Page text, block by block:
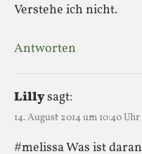
Verstehe ich nicht.
Antworten
Lillysagt:
14. August 2014 um 10:40 Uhr
#melissa Was ist